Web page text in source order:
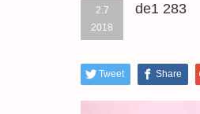
2.7
2018
de1 283
Tweet Share